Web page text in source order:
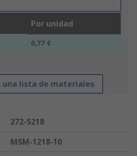
Por unidad
0,77 €
una lista de materiales
272-5218
MSM-1218-10